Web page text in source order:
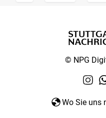
© NPG
Wo Sie uns